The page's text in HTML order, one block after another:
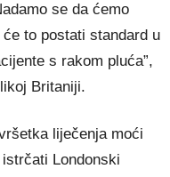
se da ćemo
to postati standard u
s rakom pluća”,
Britaniji.
liječenja moći
Londonski